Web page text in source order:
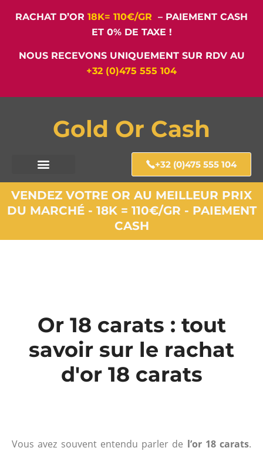
RACHAT D’OR 18K= 110€/GR – PAIEMENT CASH
ET 0% DE TAXE !
NOUS RECEVONS UNIQUEMENT SUR RDV AU
+32 (0)475 555 104
Gold Or Cash
+32 (0)475 555 104
VENDEZ VOTRE OR AU MEILLEUR PRIX
DU MARCHÉ - 18K = 110€/GR - PAIEMENT
CASH
Or 18 carats : tout
savoir sur le rachat
d'or 18 carats
Vous avez souvent entendu parler de l’or 18 carats.